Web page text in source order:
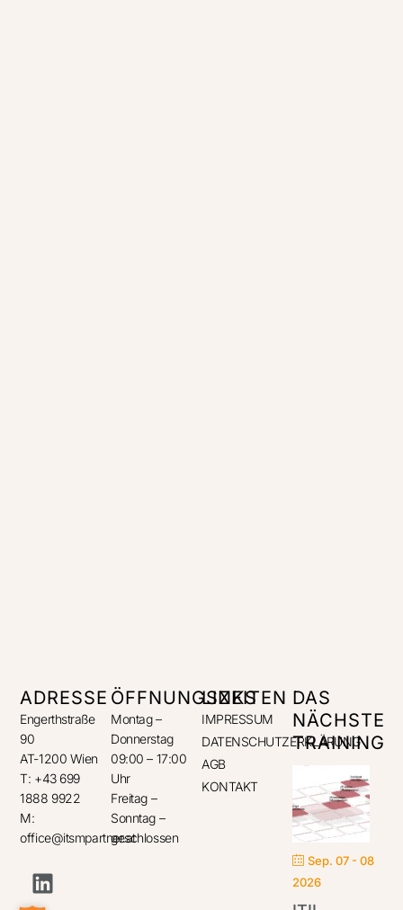
ADRESSE
Engerthstraße
90
AT-1200 Wien
T: +43 699
1888 9922
M:
office@itsmpartner.at
ÖFFNUNGSZEITEN
Montag –
Donnerstag
09:00 – 17:00
Uhr
Freitag –
Sonntag –
geschlossen
LINKS
IMPRESSUM
DATENSCHUTZERKLÄRUNG
AGB
KONTAKT
DAS
NÄCHSTE
TRAINING
Sep. 07 - 08
2026